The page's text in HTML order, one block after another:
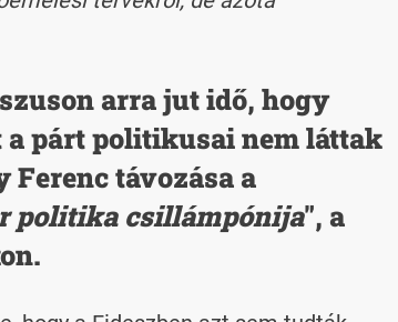
arra jut idő, hogy
párt politikusai nem láttak
távozása a
politika csillámpónija", a